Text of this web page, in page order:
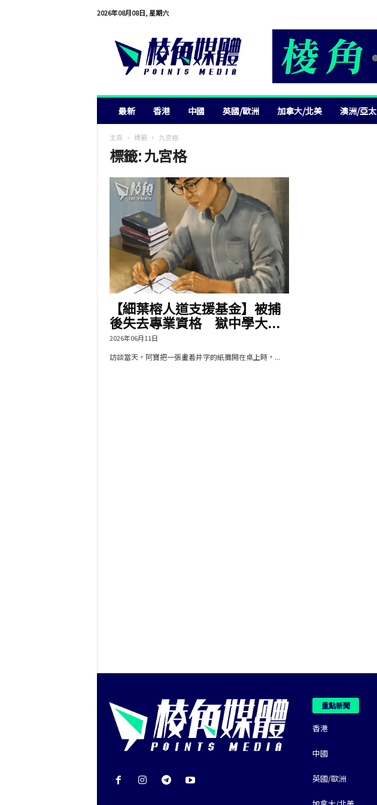
2026年08月08日, 星期六
最新 香港 中國 英國/歐洲 加拿大/北美 澳洲/亞太
主頁 標籤 九宮格
標籤: 九宮格
【細葉榕人道支援基金】被捕
後失去專業資格 獄中學大...
2026年06月11日
訪談當天，阿寶把一張畫着井字的紙攤開在桌上時，...
重點新聞
香港
中國
英國/歐洲